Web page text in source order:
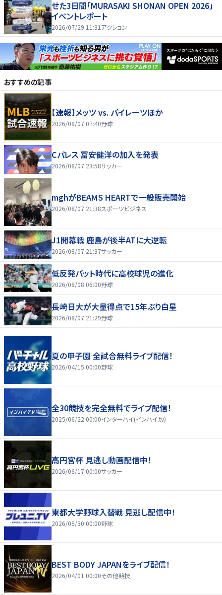
せた3日間「MURASAKI SHONAN OPEN 2026」
イベントレポート
2026/07/29 11:31 アクション
おすすめの記事
【速報】メッツ vs. パイレーツほか
2026/08/07 07:40野球
Cパレス 冨安健洋の加入を発表
2026/08/07 23:58サッカー
mghがBEAMS HEARTで一般販売開始
2026/08/07 21:38スポーツビジネス
J1開幕戦 鹿島が後半ATに大逆転
2026/08/07 21:37サッカー
低反発バット時代に高校球児の進化
2026/08/08 06:00野球
長崎日大が大量得点で15年ぶり白星
2026/08/07 21:29野球
夏の甲子園 全試合無料ライブ配信！
2026/04/15 00:00野球
全30競技を完全無料でライブ配信！
2025/06/22 00:00インターハイ(インハイ.tv)
高円宮杯 見逃し動画配信中！
2026/06/17 00:00サッカー
東都大学野球入替戦 見逃し配信中！
2026/06/30 00:00野球
BEST BODY JAPANをライブ配信！
2026/04/01 00:00その他競技